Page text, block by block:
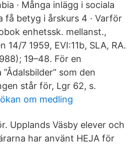
· Många inlägg i sociala
få betyg i årskurs 4 · Varför
enhetssk. mellanst.,
14/7 1959, EVI:11b, SLA, RA.
19–48. För en
som den
står för, Lgr 62, s.
om medling
Upplands Väsby elever och
har använt HEJA för